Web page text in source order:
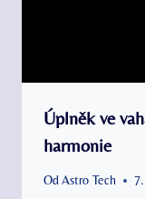
Úplněk ve
harmonie
OdAstro Tech